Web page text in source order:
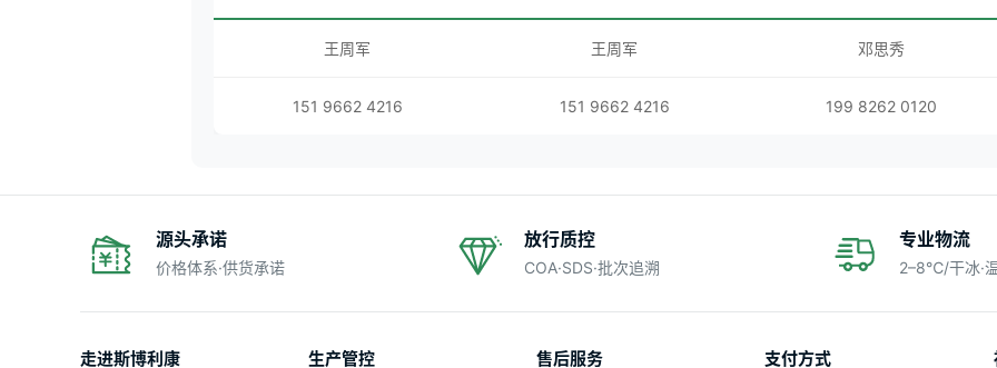
王周军 王周军 邓思秀
151 9662 4216 151 9662 4216 199 8262 0120
源头承诺
价格体系·供货承诺
放行质控
COA·SDS·批次追溯
专业物流
2–8℃/干冰·
走进斯博利康 生产管控 售后服务 支付方式